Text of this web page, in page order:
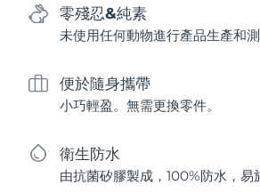
零殘忍&純素
未使用任何動物進行產品生產和
便於隨身攜帶
小巧輕盈。無需更換零件。
衛生防水
由抗菌矽膠製成，100%防水，易